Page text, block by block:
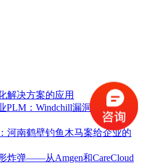
解决方案的应用
PLM：Windchill漏洞背后的图
河南鹤壁钓鱼木马案给企业的
炸弹——从Amgen和CareCloud